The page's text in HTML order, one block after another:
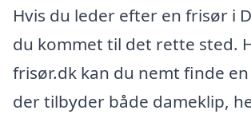
Hvis du leder efter en frisør i
du kommet til det rette sted.
frisør.dk kan du nemt finde
der tilbyder både dameklip,